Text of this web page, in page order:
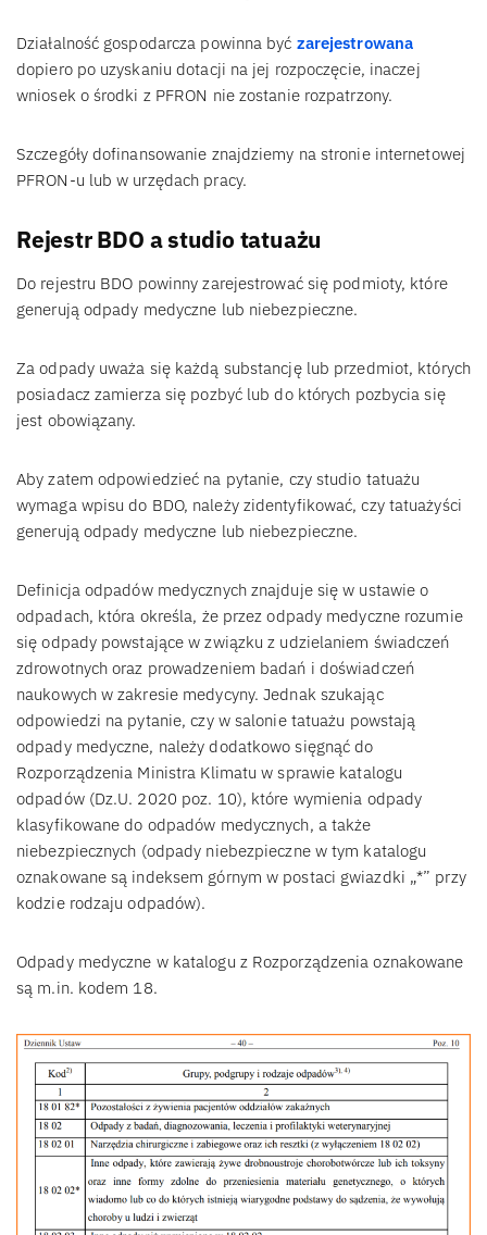
Działalność gospodarcza powinna być zarejestrowana
dopiero po uzyskaniu dotacji na jej rozpoczęcie, inaczej
wniosek o środki z PFRON nie zostanie rozpatrzony.
Szczegóły dofinansowanie znajdziemy na stronie internetowej
PFRON-u lub w urzędach pracy.
Rejestr BDO a studio tatuażu
Do rejestru BDO powinny zarejestrować się podmioty, które
generują odpady medyczne lub niebezpieczne.
Za odpady uważa się każdą substancję lub przedmiot, których
posiadacz zamierza się pozbyć lub do których pozbycia się
jest obowiązany.
Aby zatem odpowiedzieć na pytanie, czy studio tatuażu
wymaga wpisu do BDO, należy zidentyfikować, czy tatuażyści
generują odpady medyczne lub niebezpieczne.
Definicja odpadów medycznych znajduje się w ustawie o
odpadach, która określa, że przez odpady medyczne rozumie
się odpady powstające w związku z udzielaniem świadczeń
zdrowotnych oraz prowadzeniem badań i doświadczeń
naukowych w zakresie medycyny. Jednak szukając
odpowiedzi na pytanie, czy w salonie tatuażu powstają
odpady medyczne, należy dodatkowo sięgnąć do
Rozporządzenia Ministra Klimatu w sprawie katalogu
odpadów (Dz.U. 2020 poz. 10), które wymienia odpady
klasyfikowane do odpadów medycznych, a także
niebezpiecznych (odpady niebezpieczne w tym katalogu
oznakowane są indeksem górnym w postaci gwiazdki „*” przy
kodzie rodzaju odpadów).
Odpady medyczne w katalogu z Rozporządzenia oznakowane
są m.in. kodem 18.